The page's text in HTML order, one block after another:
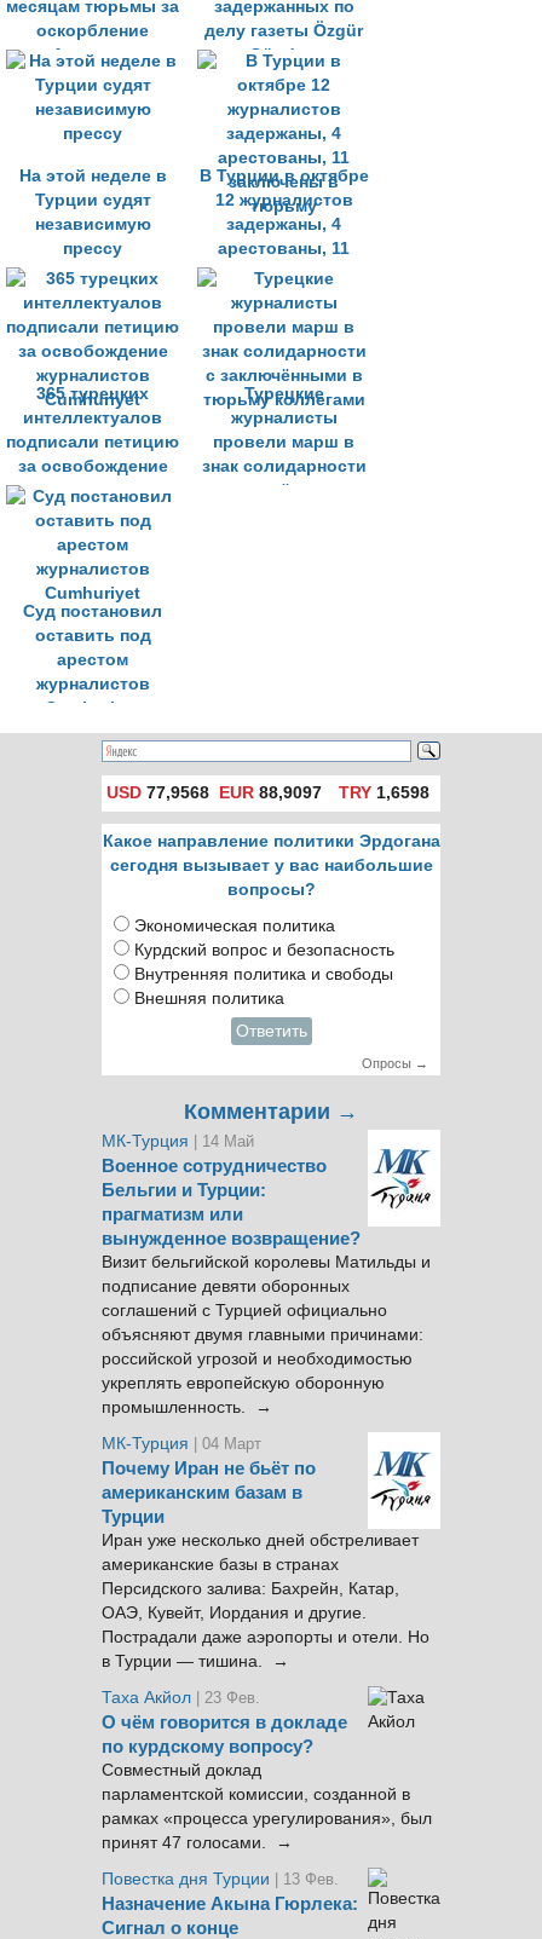
месяцам тюрьмы за
оскорбление
Ататюрка
задержанных по
делу газеты Özgür
Gündem
На этой неделе в
Турции судят
независимую
прессу
В Турции в октябре
12 журналистов
задержаны, 4
арестованы, 11
заключены в
тюрьму
365 турецких
интеллектуалов
подписали петицию
за освобождение
журналистов
Cumhuriyet
Турецкие
журналисты
провели марш в
знак солидарности
с заключёнными в
Суд постановил
оставить под
арестом
журналистов
Cumhuriyet
USD 77,9568 EUR 88,9097 TRY1,6598
Какое направление политики Эрдогана
сегодня вызывает у вас наибольшие
вопросы?
Экономическая политика
Курдский вопрос и безопасность
Внутренняя политика и свободы
Внешняя политика
Ответить
Опросы →
Комментарии →
МК-Турция | 14 Май
Военное сотрудничество
Бельгии и Турции:
прагматизм или
вынужденное возвращение?
Визит бельгийской королевы Матильды и
подписание девяти оборонных
соглашений с Турцией официально
объясняют двумя главными причинами:
российской угрозой и необходимостью
укреплять европейскую оборонную
промышленность. →
МК-Турция
| 04 Март
Почему Иран не бьёт по
американским базам в
Турции
Иран уже несколько дней обстреливает
американские базы в странах
Персидского залива: Бахрейн, Катар,
ОАЭ, Кувейт, Иордания и другие.
Пострадали даже аэропорты и отели. Но
в Турции — тишина. →
Таха Акйол | 23 Фев.
О чём говорится в докладе
по курдскому вопросу?
Совместный доклад
парламентской комиссии, созданной в
рамках «процесса урегулирования», был
принят 47 голосами. →
Повестка дня Турции
| 13 Фев.
Назначение Акына Гюрлека:
Сигнал о конце